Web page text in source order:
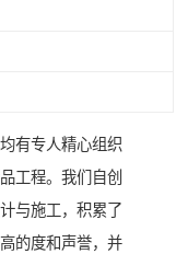
有专人精心组织
工程。我们自创
与施工，积累了
的度和声誉，并